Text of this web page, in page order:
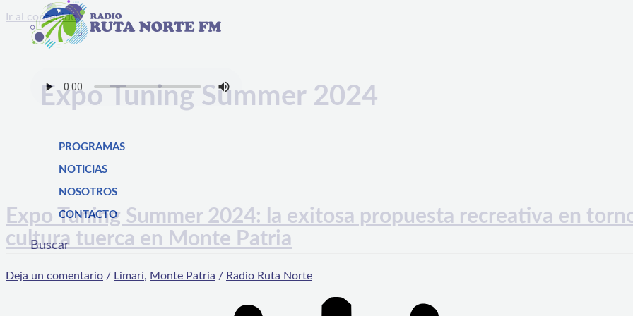
Ir al contenido
PROGRAMAS
NOTICIAS
NOSOTROS
CONTACTO
Buscar
Expo Tuning Summer 2024
Expo Tuning Summer 2024: la exitosa propuesta recreativa en
cultura tuerca en Monte Patria
Deja un comentario / Limarí, Monte Patria / Radio Ruta Norte